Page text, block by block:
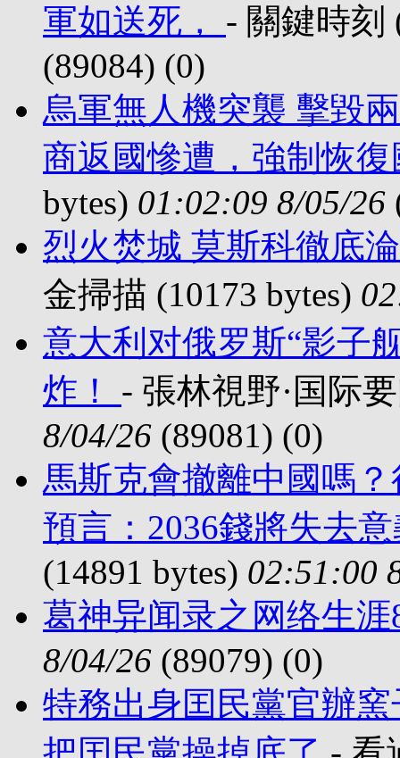
軍如送死， - 關鍵時刻
(89084) (0)
烏軍無人機突襲 擊毀
商返國慘遭，強制恢
bytes) 01:02:09 8/05/26
烈火焚城 莫斯科徹底
金掃描 (10173 bytes)
意大利对俄罗斯“影子
炸！ - 張林視野·国际
8/04/26 (89081) (0)
馬斯克會撤離中國嗎
預言：2036錢將失去
(14891 bytes) 02:51:00
葛神异闻录之网络生
8/04/26 (89079) (0)
特務出身囯民黨官辦